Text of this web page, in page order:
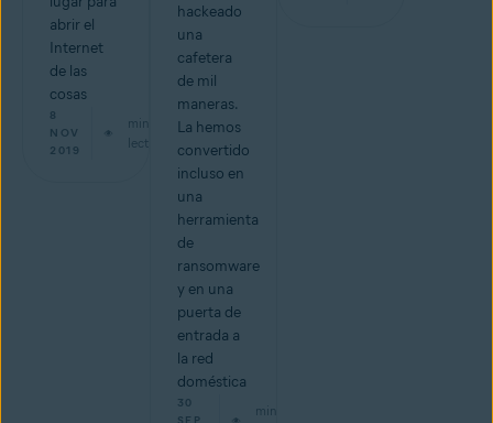
abrir el
Internet
de las
cosas
8
NOV
2019
min de
lectura
hackeado
una
cafetera
de mil
maneras.
La hemos
convertido
incluso en
una
herramienta
de
ransomware
y en una
puerta de
entrada a
la red
doméstica
30
min de